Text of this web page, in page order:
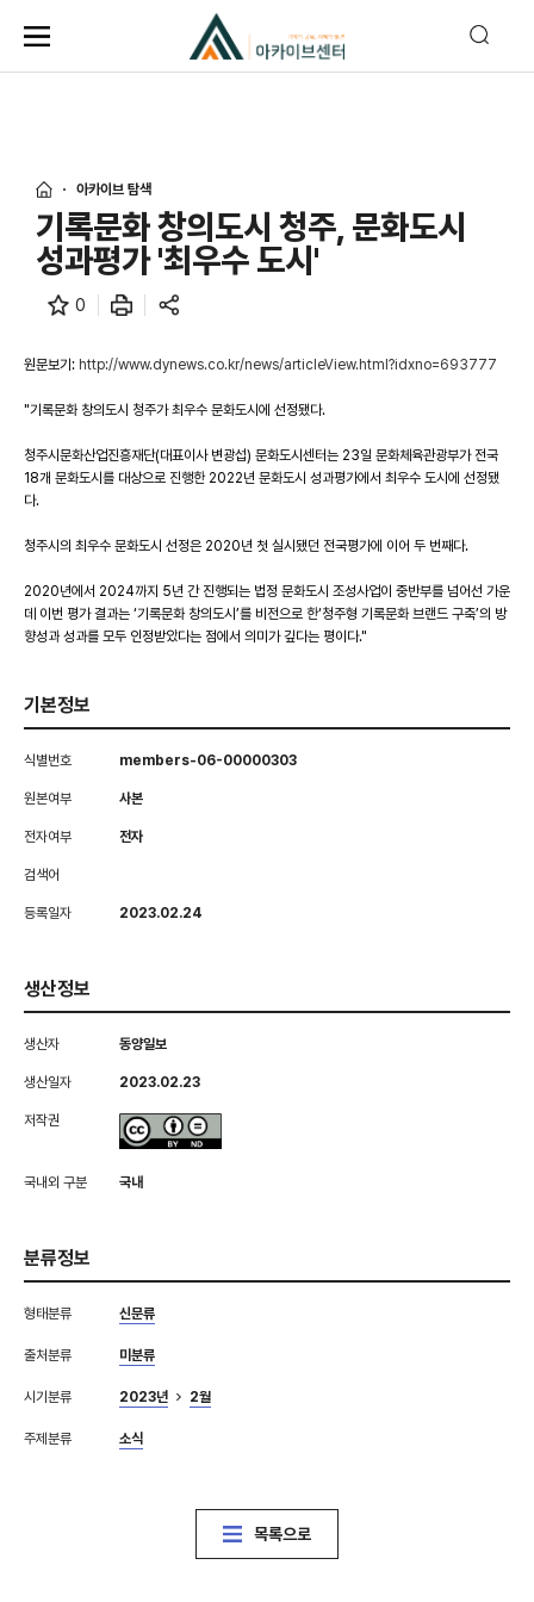
아카이브 탐색
기록문화 창의도시 청주, 문화도시
성과평가 '최우수 도시'
0
원문보기: http://www.dynews.co.kr/news/articleView.html?idxno=693777
"기록문화 창의도시 청주가 최우수 문화도시에 선정됐다.
청주시문화산업진흥재단(대표이사 변광섭) 문화도시센터는 23일 문화체육관광부가 전국
18개 문화도시를 대상으로 진행한 2022년 문화도시 성과평가에서 최우수 도시에 선정됐
다.
청주시의 최우수 문화도시 선정은 2020년 첫 실시됐던 전국평가에 이어 두 번째다.
2020년에서 2024까지 5년 간 진행되는 법정 문화도시 조성사업이 중반부를 넘어선 가운
데 이번 평가 결과는 ‘기록문화 창의도시’를 비전으로 한‘청주형 기록문화 브랜드 구축’의 방
향성과 성과를 모두 인정받았다는 점에서 의미가 깊다는 평이다."
기본정보
식별번호 members-06-00000303
원본여부 사본
전자여부 전자
검색어
등록일자 2023.02.24
생산정보
생산자 동양일보
생산일자 2023.02.23
저작권
국내외 구분 국내
분류정보
형태분류 신문류
출처분류 미분류
시기분류 2023년 2월
주제분류 소식
목록으로